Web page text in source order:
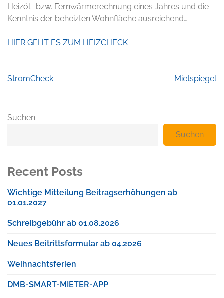
Heizöl- bzw. Fernwärmerechnung eines Jahres und die
Kenntnis der beheizten Wohnfläche ausreichend…
HIER GEHT ES ZUM HEIZCHECK
Beitragsnavigation
StromCheck Mietspiegel
Suchen
Suchen
Recent Posts
Wichtige Mitteilung Beitragserhöhungen ab
01.01.2027
Schreibgebühr ab 01.08.2026
Neues Beitrittsformular ab 04.2026
Weihnachtsferien
DMB-SMART-MIETER-APP